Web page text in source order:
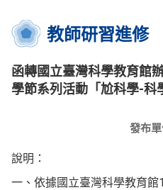
教師研習進修
函轉國立臺灣科學教育館
學節系列活動「尬科學-科
發布單
說明：
一、依據國立臺灣科學教育